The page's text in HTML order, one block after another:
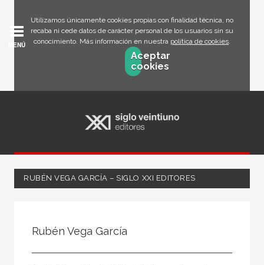
Utilizamos únicamente cookies propias con finalidad técnica, no
recaba ni cede datos de carácter personal de los usuarios sin su
conocimiento. Más información en nuestra política de cookies.
Aceptar
cookies
MENÚ
RUBÉN VEGA GARCÍA – SIGLO XXI EDITORES
Rubén Vega García